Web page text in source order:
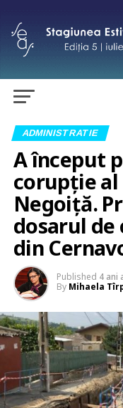
ADMINISTRATIE
A început
corupție
Negoiță.
dosarul
din
Published 4 ani
By Mihaela